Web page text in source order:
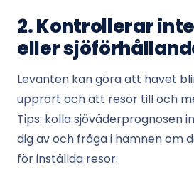
2. Kontrollerar
eller
Levanten kan göra att havet
upprört och att resor till och
Tips: kolla sjöväderprognosen
dig av och fråga i hamnen om
för inställda resor.